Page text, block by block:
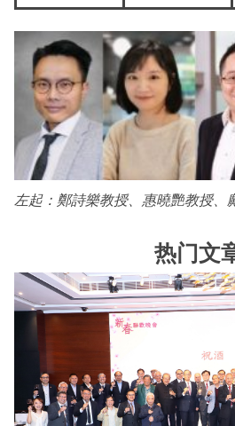
左起：鄭詩樂教授、惠曉艷教授、
热门文